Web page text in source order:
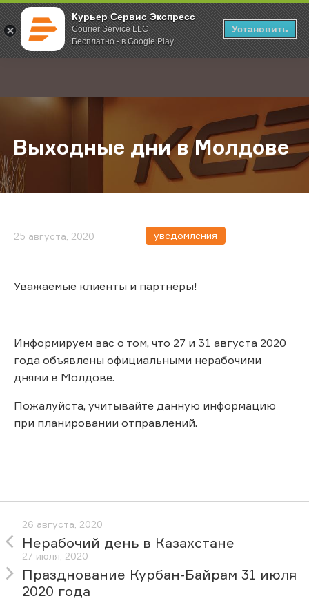
Курьер Сервис Экспресс
Courier Service LLC
Бесплатно - в Google Play
Установить
; Главная О компании Новости Выходные дни в Молдове
Выходные дни в Молдове
25 августа, 2020 уведомления
Уважаемые клиенты и партнёры!
Информируем вас о том, что 27 и 31 августа 2020
года объявлены официальными нерабочими
днями в Молдове.
Пожалуйста, учитывайте данную информацию
при планировании отправлений.
26 августа, 2020
Нерабочий день в Казахстане
27 июля, 2020
Празднование Курбан-Байрам 31 июля
2020 года